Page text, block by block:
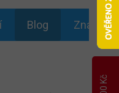
Blog Značky